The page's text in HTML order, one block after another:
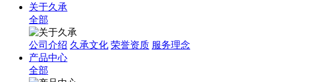
关于久承
全部
公司介绍 久承文化 荣誉资质 服务理念
产品中心
全部